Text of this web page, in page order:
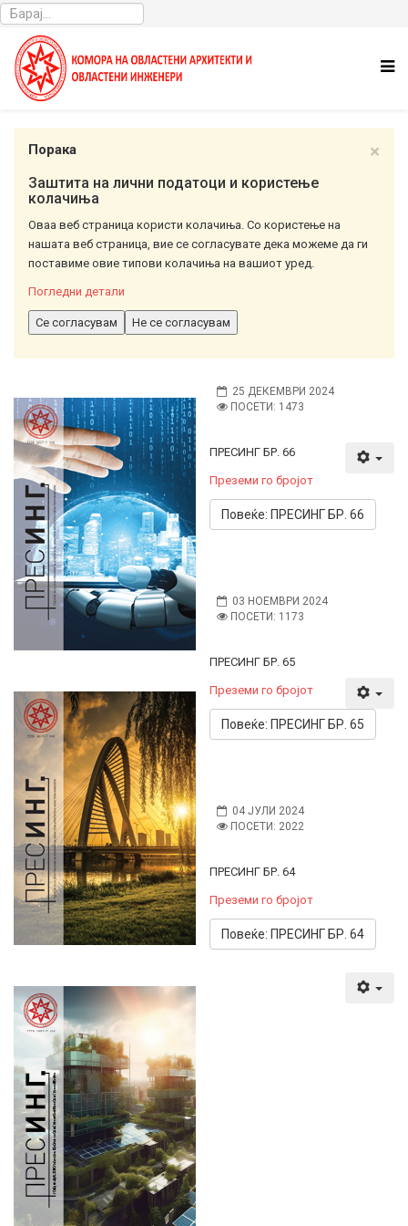
×
Порака
Заштита на лични податоци и користење
колачиња
Оваа веб страница користи колачиња. Со користење на
нашата веб страница, вие се согласувате дека можеме да ги
поставиме овие типови колачиња на вашиот уред.
Погледни детали
Се согласувам Не се согласувам
25 ДЕКЕМВРИ 2024
ПОСЕТИ: 1473
ПРЕСИНГ БР. 66
Преземи го бројот
Повеќе: ПРЕСИНГ БР. 66
03 НОЕМВРИ 2024
ПОСЕТИ: 1173
ПРЕСИНГ БР. 65
Преземи го бројот
Повеќе: ПРЕСИНГ БР. 65
04 ЈУЛИ 2024
ПОСЕТИ: 2022
ПРЕСИНГ БР. 64
Преземи го бројот
Повеќе: ПРЕСИНГ БР. 64